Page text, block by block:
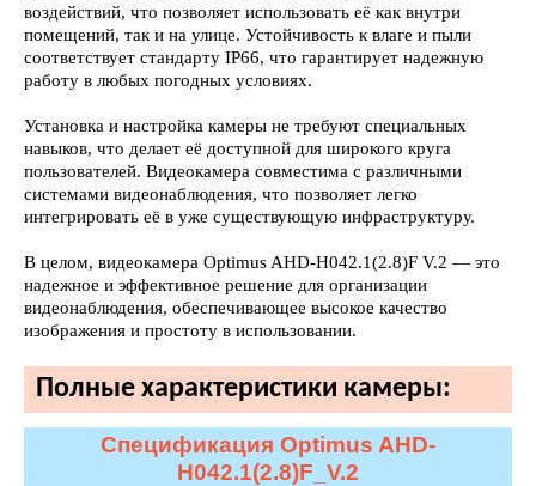
воздействий, что позволяет использовать её как внутри
помещений, так и на улице. Устойчивость к влаге и пыли
соответствует стандарту IP66, что гарантирует надежную
работу в любых погодных условиях.
Установка и настройка камеры не требуют специальных
навыков, что делает её доступной для широкого круга
пользователей. Видеокамера совместима с различными
системами видеонаблюдения, что позволяет легко
интегрировать её в уже существующую инфраструктуру.
В целом, видеокамера Optimus AHD-H042.1(2.8)F V.2 — это
надежное и эффективное решение для организации
видеонаблюдения, обеспечивающее высокое качество
изображения и простоту в использовании.
Полные характеристики камеры:
Спецификация Optimus AHD-
H042.1(2.8)F_V.2